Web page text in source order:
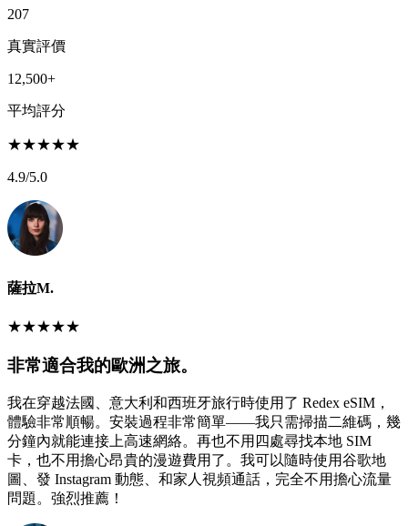
207
真實評價
12,500+
平均評分
★★★★★
4.9/5.0
薩拉M.
★★★★★
非常適合我的歐洲之旅。
我在穿越法國、意大利和西班牙旅行時使用了 Redex eSIM，
體驗非常順暢。安裝過程非常簡單——我只需掃描二維碼，幾
分鐘內就能連接上高速網絡。再也不用四處尋找本地 SIM
卡，也不用擔心昂貴的漫遊費用了。我可以隨時使用谷歌地
圖、發 Instagram 動態、和家人視頻通話，完全不用擔心流量
問題。強烈推薦！